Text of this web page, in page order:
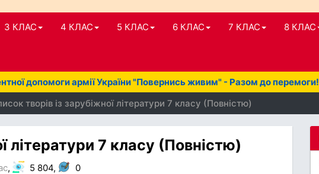
3 КЛАС 4 КЛАС 5 КЛАС 6 КЛАС 7 КЛАС 8 КЛАС
допомоги армії України "Повернись живим" - Разом до перемоги!
творів із зарубіжної літератури 7 класу (Повністю)
літератури 7 класу (Повністю)
, 5 804, 0